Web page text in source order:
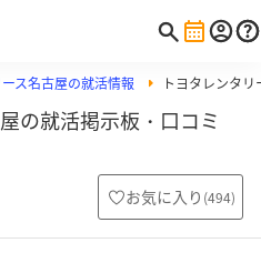
ス名古屋の就活情報 トヨタレンタ
の就活掲示板・口コミ
お気に入り (494)